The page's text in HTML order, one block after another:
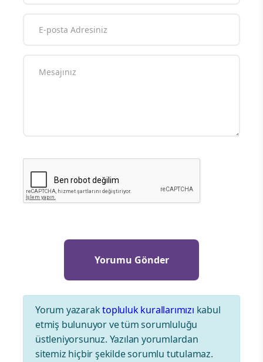
Yorum yazaraktopluluk kurallarımızı kabul
etmiş bulunuyor ve tüm sorumluluğu
üstleniyorsunuz. Yazılan yorumlardan
sitemiz hiçbir şekilde sorumlu tutulamaz.